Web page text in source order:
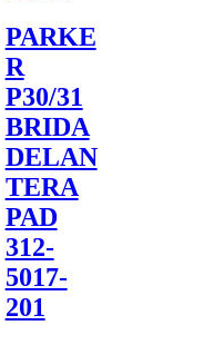
PARKE
R
P30/31
BRIDA
DELAN
TERA
PAD
312-
5017-
201